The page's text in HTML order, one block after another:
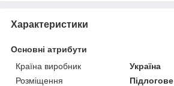
Характеристики
Основні атрибути
Країна виробник
Україна
Розміщення
Підлогове